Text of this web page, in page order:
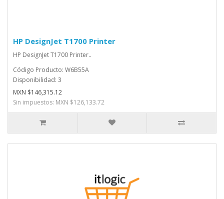
HP DesignJet T1700 Printer
HP DesignJet T1700 Printer..
Código Producto: W6B55A
Disponibilidad: 3
MXN $146,315.12
Sin impuestos: MXN $126,133.72